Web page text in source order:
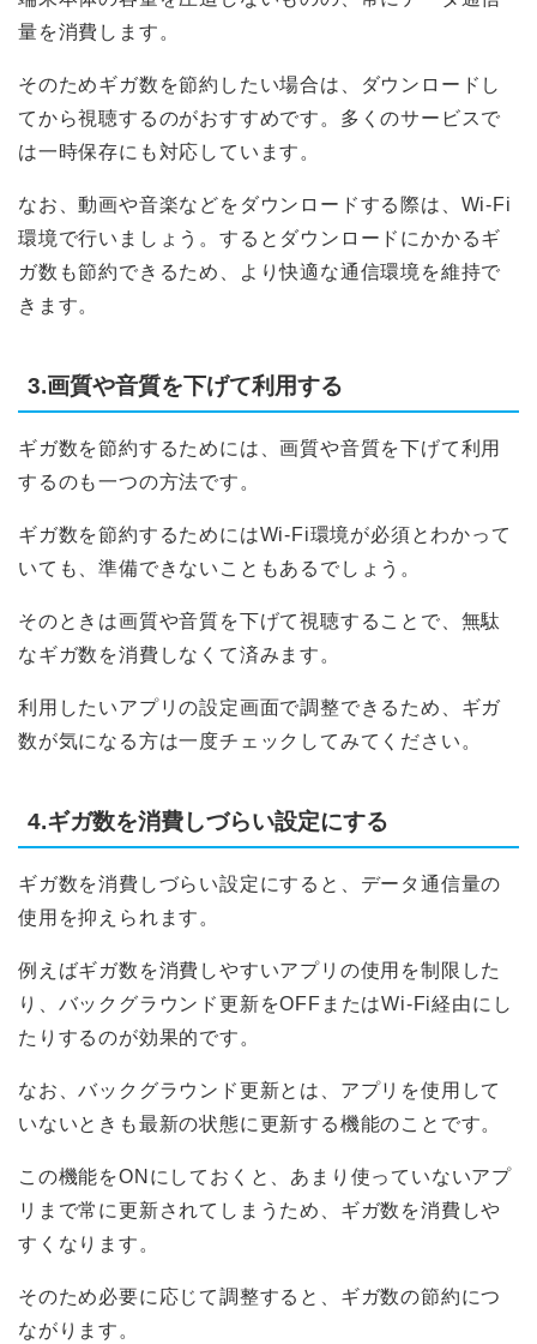
量を消費します。
そのためギガ数を節約したい場合は、ダウンロードし
てから視聴するのがおすすめです。多くのサービスで
は一時保存にも対応しています。
なお、動画や音楽などをダウンロードする際は、Wi-Fi
環境で行いましょう。するとダウンロードにかかるギ
ガ数も節約できるため、より快適な通信環境を維持で
きます。
3.画質や音質を下げて利用する
ギガ数を節約するためには、画質や音質を下げて利用
するのも一つの方法です。
ギガ数を節約するためにはWi-Fi環境が必須とわかって
いても、準備できないこともあるでしょう。
そのときは画質や音質を下げて視聴することで、無駄
なギガ数を消費しなくて済みます。
利用したいアプリの設定画面で調整できるため、ギガ
数が気になる方は一度チェックしてみてください。
4.ギガ数を消費しづらい設定にする
ギガ数を消費しづらい設定にすると、データ通信量の
使用を抑えられます。
例えばギガ数を消費しやすいアプリの使用を制限した
り、バックグラウンド更新をOFFまたはWi-Fi経由にし
たりするのが効果的です。
なお、バックグラウンド更新とは、アプリを使用して
いないときも最新の状態に更新する機能のことです。
この機能をONにしておくと、あまり使っていないアプ
リまで常に更新されてしまうため、ギガ数を消費しや
すくなります。
そのため必要に応じて調整すると、ギガ数の節約につ
ながります。